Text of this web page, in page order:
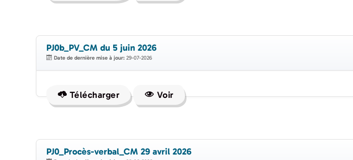
PJ0b_PV_CM du 5 juin 2026
Date de dernière mise à jour: 29-07-2026
Télécharger Voir
PJ0_Procès-verbal_CM 29 avril 2026